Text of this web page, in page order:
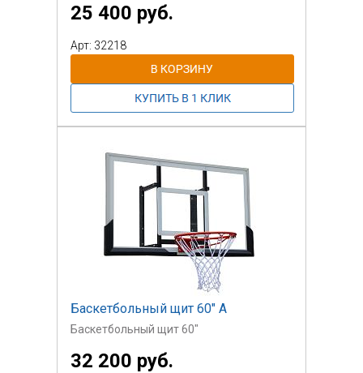
25 400 руб.
Арт: 32218
Баскетбольный щит 60" А
Баскетбольный щит 60"
32 200 руб.